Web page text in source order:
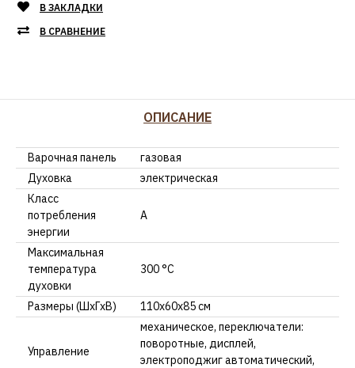
В ЗАКЛАДКИ
В СРАВНЕНИЕ
ОПИСАНИЕ
Варочная панель
газовая
Духовка
электрическая
Класс
потребления
энергии
A
Максимальная
температура
духовки
300 °С
Размеры (ШхГхВ) 110x60x85 см
Управление
механическое, переключатели:
поворотные, дисплей,
электроподжиг автоматический,